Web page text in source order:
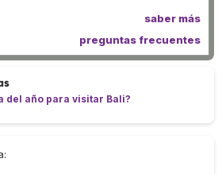
saber más
preguntas frecuentes
del año para visitar Bali?